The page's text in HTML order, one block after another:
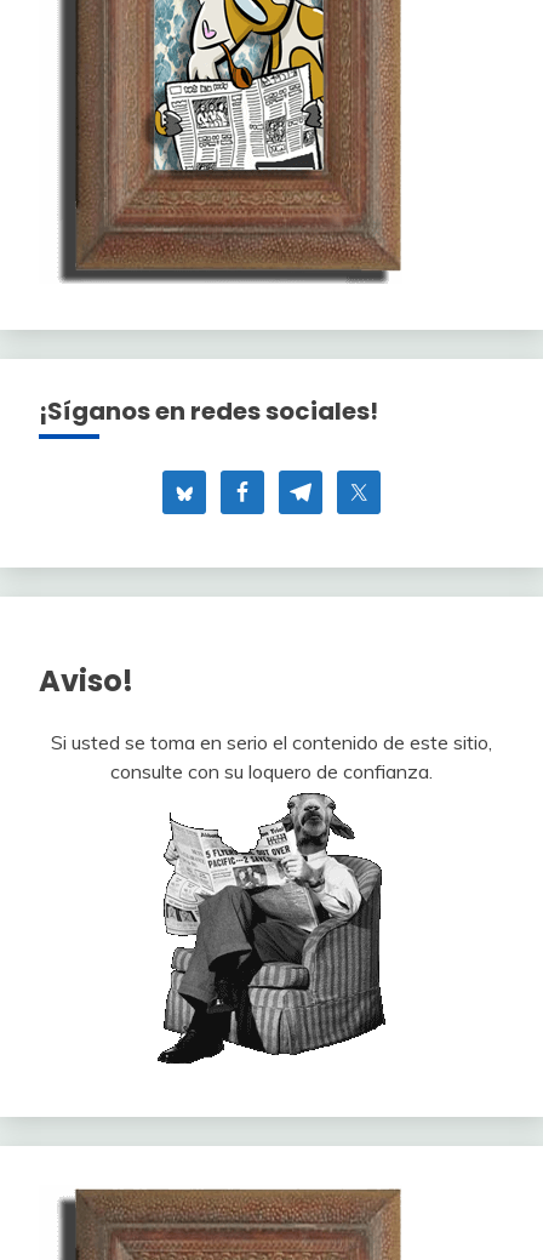
¡Síganos en redes sociales!
Aviso!
Si usted se toma en serio el contenido de este sitio,
consulte con su loquero de confianza.